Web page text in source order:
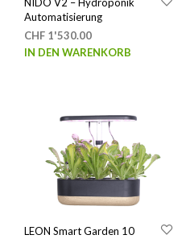
Automatisierung
CHF 1'530.00
IN DEN WARENKORB
LEON Smart Garden 10